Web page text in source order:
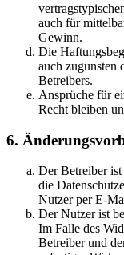
auch für
Gewinn.
Die
auch zugunsten
Betreibers.
Ansprüche für
Recht bleiben
6.
Der Betreiber
die
Nutzer per E-
Der Nutzer ist
Im Falle des
Betreiber und